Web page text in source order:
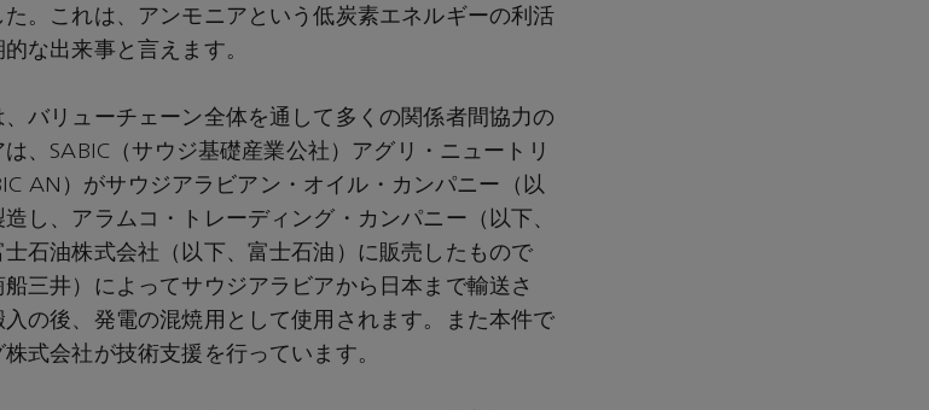
。これは、アンモニアという低炭素エネルギーの利活
な出来事と言えます。
バリューチェーン全体を通して多くの関係者間協力の
、SABIC（サウジ基礎産業公社）アグリ・ニュートリ
AN）がサウジアラビアン・オイル・カンパニー（以
し、アラムコ・トレーディング・カンパニー（以下、
石油株式会社（以下、富士石油）に販売したもので
三井）によってサウジアラビアから日本まで輸送さ
の後、発電の混焼用として使用されます。また本件で
式会社が技術支援を行っています。